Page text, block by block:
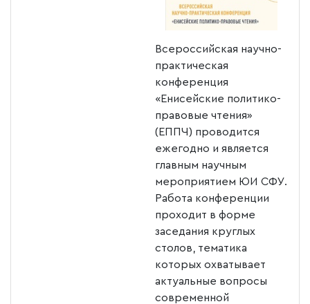
Всероссийская научно-
практическая
конференция
«Енисейские политико-
правовые чтения»
(ЕППЧ) проводится
ежегодно и является
главным научным
мероприятием ЮИ СФУ.
Работа конференции
проходит в форме
заседания круглых
столов, тематика
которых охватывает
актуальные вопросы
современной